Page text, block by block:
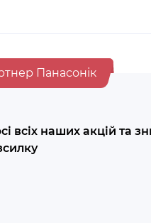
Панасонік
всіх наших акцій та